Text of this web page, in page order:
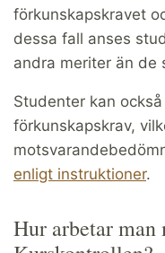
förkunskapskravet
dessa fall anses
andra meriter än de
Studenter kan
förkunskapskrav,
enligt instruktioner.
Hur arbetar man